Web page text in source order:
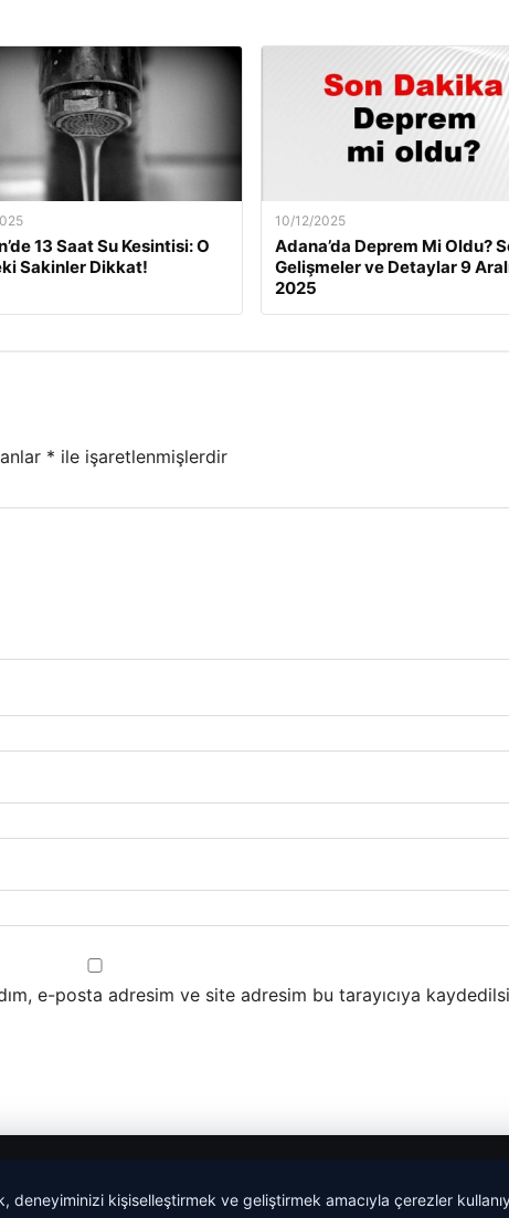
13 Saat Su Kesintisi: O
Sakinler Dikkat!
10/12/2025
Adana’da Deprem Mi Oldu?
Gelişmeler ve Detaylar 9
2025
* ile işaretlenmişlerdir
e-posta adresim ve site adresim bu tarayıcıya
deneyiminizi kişiselleştirmek ve geliştirmek amacıyla çerezler
Yeminli Tercüme Bürosu|Malta Dil Okulu|lemagrup.com.tr